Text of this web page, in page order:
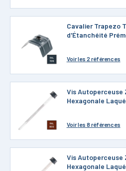
Cavalier Trapezo
d'Étanchéité
Voirles 2 références
Vis Autoperceuse
Hexagonale Laqué
Voirles 8 références
Vis Autoperceuse
Hexagonale